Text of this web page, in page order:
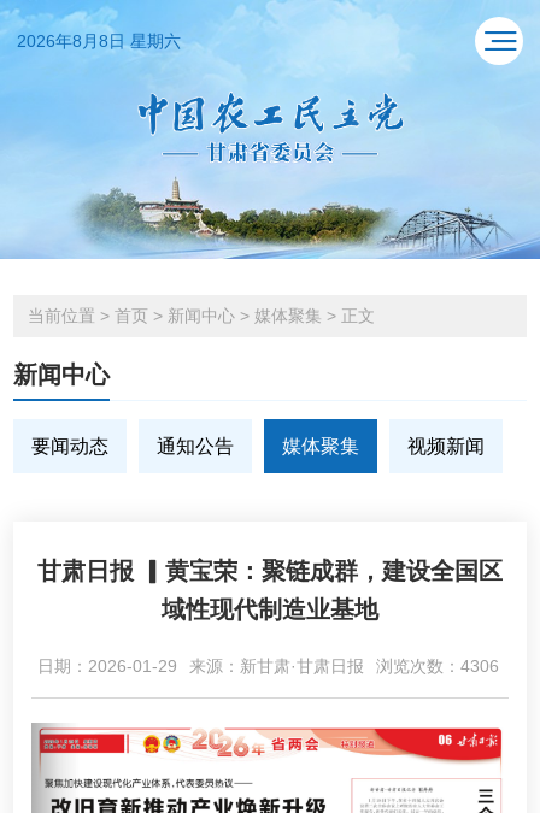
2026年8月8日 星期六
当前位置 > 首页 > 新闻中心 > 媒体聚集 > 正文
新闻中心
要闻动态 通知公告 媒体聚集 视频新闻
甘肃日报 ▎黄宝荣：聚链成群，建设全国区
域性现代制造业基地
日期：2026-01-29 来源：新甘肃·甘肃日报 浏览次数：4306